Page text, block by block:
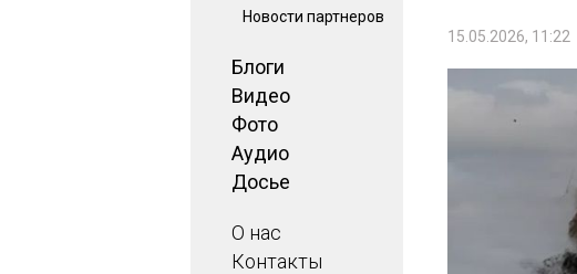
Новости партнеров
Блоги
Видео
Фото
Аудио
Досье
О нас
Контакты
15.05.2026, 11:22